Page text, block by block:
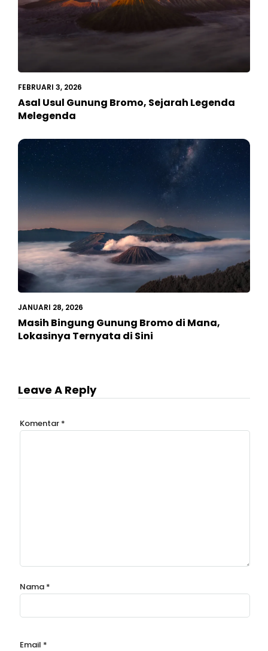
FEBRUARI 3, 2026
Asal Usul Gunung Bromo, Sejarah Legenda
Melegenda
JANUARI 28, 2026
Masih Bingung Gunung Bromo di Mana,
Lokasinya Ternyata di Sini
Leave A Reply
Komentar *
Nama *
Email *